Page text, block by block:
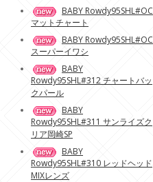
BABY Rowdy95SHL#OC
マットチャート
BABY Rowdy95SHL#OC
スーパーイワシ
BABY
Rowdy95SHL#312 チャートバッ
クパール
BABY
Rowdy95SHL#311 サンライズク
リア岡崎SP
BABY
Rowdy95SHL#310 レッドヘッド
MIXレンズ